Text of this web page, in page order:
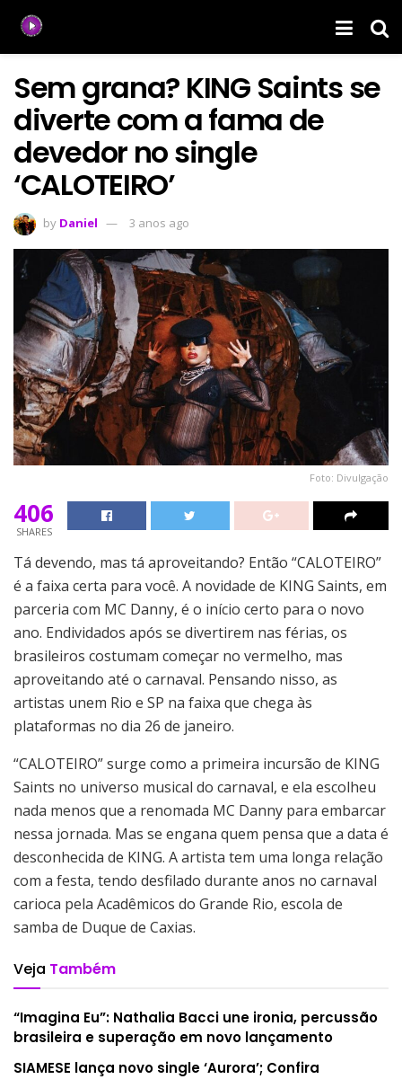
Sem grana? KING Saints se
diverte com a fama de
devedor no single
‘CALOTEIRO’
by Daniel 3 anos ago
Foto: Divulgação
406
SHARES
Tá devendo, mas tá aproveitando? Então “CALOTEIRO”
é a faixa certa para você. A novidade de KING Saints, em
parceria com MC Danny, é o início certo para o novo
ano. Endividados após se divertirem nas férias, os
brasileiros costumam começar no vermelho, mas
aproveitando até o carnaval. Pensando nisso, as
artistas unem Rio e SP na faixa que chega às
plataformas no dia 26 de janeiro.
“CALOTEIRO” surge como a primeira incursão de KING
Saints no universo musical do carnaval, e ela escolheu
nada menos que a renomada MC Danny para embarcar
nessa jornada. Mas se engana quem pensa que a data é
desconhecida de KING. A artista tem uma longa relação
com a festa, tendo desfilado durante anos no carnaval
carioca pela Acadêmicos do Grande Rio, escola de
samba de Duque de Caxias.
Veja Também
“Imagina Eu”: Nathalia Bacci une ironia, percussão
brasileira e superação em novo lançamento
SIAMESE lança novo single ‘Aurora’; Confira